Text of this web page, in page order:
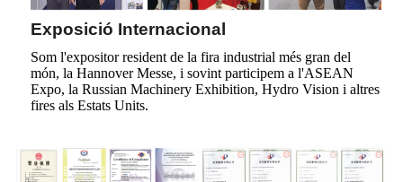
Exposició Internacional
Som l'expositor resident de la fira industrial més gran del
món, la Hannover Messe, i sovint participem a l'ASEAN
Expo, la Russian Machinery Exhibition, Hydro Vision i altres
fires als Estats Units.